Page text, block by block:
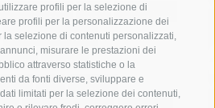
profili per la selezione di
profili per la personalizzazione dei
selezione di contenuti personalizzati,
misurare le prestazioni dei
attraverso statistiche o la
da fonti diverse, sviluppare e
limitati per la selezione dei contenuti,
di porto capri
carabinieri
circumvesuviana
contagi
19 eav
elezioni